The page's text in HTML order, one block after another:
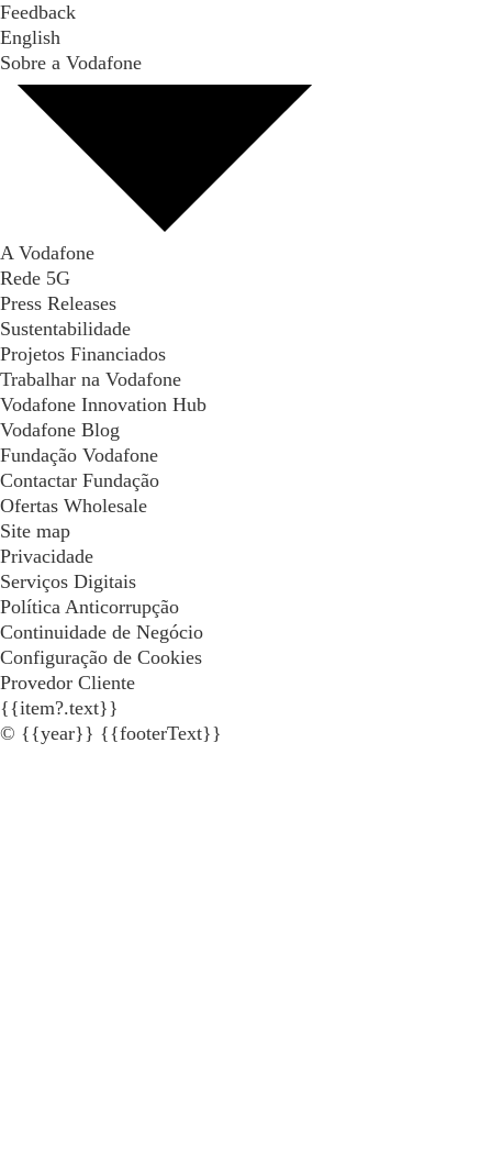
Feedback
English
Sobre a Vodafone
A Vodafone
Rede 5G
Press Releases
Sustentabilidade
Projetos Financiados
Trabalhar na Vodafone
Vodafone Innovation Hub
Vodafone Blog
Fundação Vodafone
Contactar Fundação
Ofertas Wholesale
Site map
Privacidade
Serviços Digitais
Política Anticorrupção
Continuidade de Negócio
Configuração de Cookies
Provedor Cliente
{{item?.text}}
© {{year}} {{footerText}}